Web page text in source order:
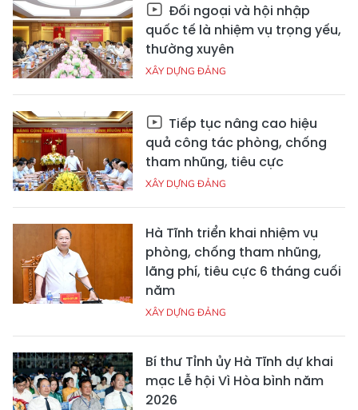
Đối ngoại và hội nhập
quốc tế là nhiệm vụ trọng yếu,
thường xuyên
XÂY DỰNG ĐẢNG
Tiếp tục nâng cao hiệu
quả công tác phòng, chống
tham nhũng, tiêu cực
XÂY DỰNG ĐẢNG
Hà Tĩnh triển khai nhiệm vụ
phòng, chống tham nhũng,
lãng phí, tiêu cực 6 tháng cuối
năm
XÂY DỰNG ĐẢNG
Bí thư Tỉnh ủy Hà Tĩnh dự khai
mạc Lễ hội Vì Hòa bình năm
2026